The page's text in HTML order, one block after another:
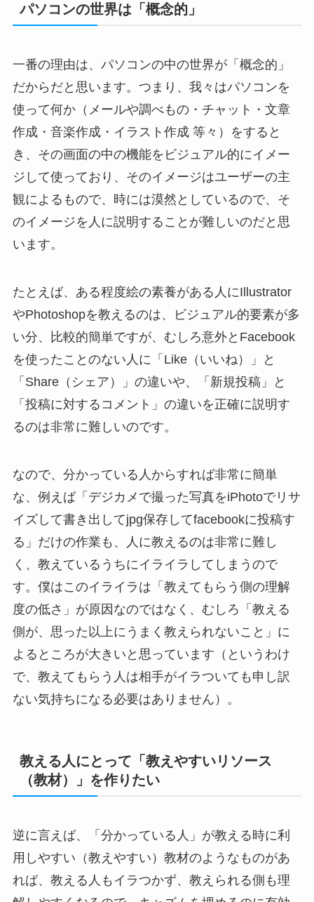
パソコンの世界は「概念的」
一番の理由は、パソコンの中の世界が「概念的」
だからだと思います。つまり、我々はパソコンを
使って何か（メールや調べもの・チャット・文章
作成・音楽作成・イラスト作成 等々）をすると
き、その画面の中の機能をビジュアル的にイメー
ジして使っており、そのイメージはユーザーの主
観によるもので、時には漠然としているので、そ
のイメージを人に説明することが難しいのだと思
います。
たとえば、ある程度絵の素養がある人にIllustrator
やPhotoshopを教えるのは、ビジュアル的要素が多
い分、比較的簡単ですが、むしろ意外とFacebook
を使ったことのない人に「Like（いいね）」と
「Share（シェア）」の違いや、「新規投稿」と
「投稿に対するコメント」の違いを正確に説明す
るのは非常に難しいのです。
なので、分かっている人からすれば非常に簡単
な、例えば「デジカメで撮った写真をiPhotoでリサ
イズして書き出してjpg保存してfacebookに投稿す
る」だけの作業も、人に教えるのは非常に難し
く、教えているうちにイライラしてしまうので
す。僕はこのイライラは「教えてもらう側の理解
度の低さ」が原因なのではなく、むしろ「教える
側が、思った以上にうまく教えられないこと」に
よるところが大きいと思っています（というわけ
で、教えてもらう人は相手がイラついても申し訳
ない気持ちになる必要はありません）。
教える人にとって「教えやすいリソース
（教材）」を作りたい
逆に言えば、「分かっている人」が教える時に利
用しやすい（教えやすい）教材のようなものがあ
れば、教える人もイラつかず、教えられる側も理